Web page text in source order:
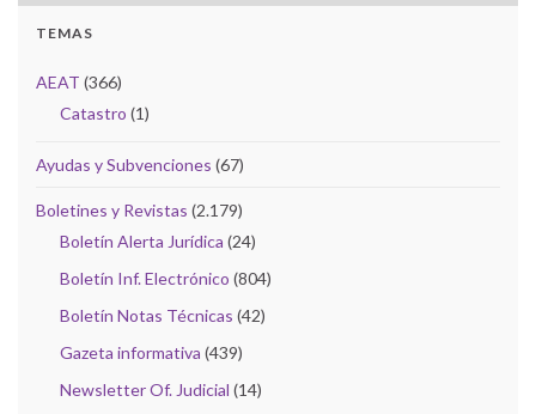
TEMAS
AEAT (366)
Catastro (1)
Ayudas y Subvenciones (67)
Boletines y Revistas (2.179)
Boletín Alerta Jurídica (24)
Boletín Inf. Electrónico (804)
Boletín Notas Técnicas (42)
Gazeta informativa (439)
Newsletter Of. Judicial (14)